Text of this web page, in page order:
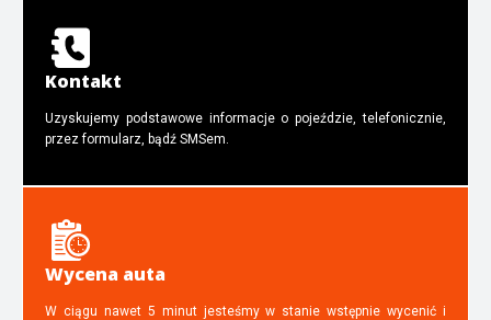
Kontakt
Uzyskujemy podstawowe informacje o pojeździe, telefonicznie,
przez formularz, bądź SMSem.
Wycena auta
W ciągu nawet 5 minut jesteśmy w stanie wstępnie wycenić i